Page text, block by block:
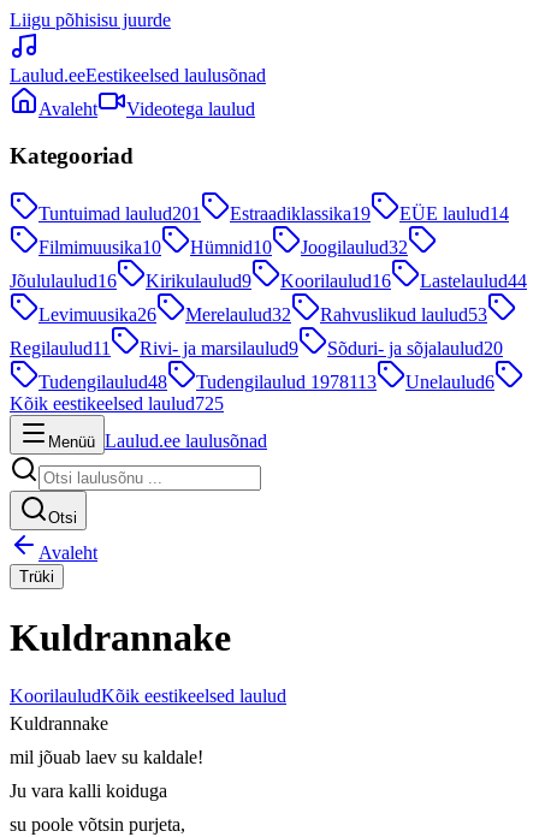
Liigu põhisisu juurde
Laulud.eeEestikeelsed laulusõnad
Avaleht
Videotega laulud
Kategooriad
Tuntuimad laulud201 Estraadiklassika19 EÜE laulud14
Filmimuusika10 Hümnid10 Joogilaulud32
Jõululaulud16 Kirikulaulud9 Koorilaulud16 Lastelaulud44
Levimuusika26 Merelaulud32 Rahvuslikud laulud53
Regilaulud11 Rivi- ja marsilaulud9 Sõduri- ja sõjalaulud20
Tudengilaulud48 Tudengilaulud 1978113 Unelaulud6
Kõik eestikeelsed laulud725
Menüü Laulud.ee laulusõnad
Otsi
Avaleht
Trüki
Kuldrannake
KoorilauludKõik eestikeelsed laulud
Kuldrannake
mil jõuab laev su kaldale!
Ju vara kalli koiduga
su poole võtsin purjeta,